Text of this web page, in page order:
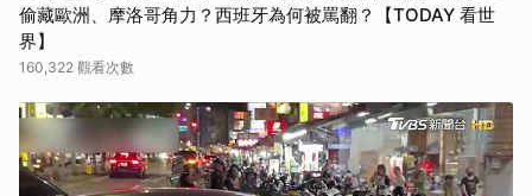
偷藏歐洲、摩洛哥角力？西班牙為何被罵翻？【TODAY 看世
界】
160,322 觀看次數